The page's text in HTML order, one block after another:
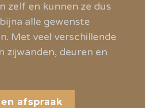
zelf en kunnen ze dus
alle gewenste
Met veel verschillende
zijwanden, deuren en
afspraak